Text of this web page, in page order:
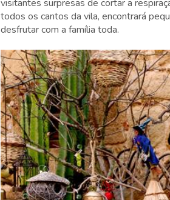
visitantes surpresas de cortar a
todos os cantos da vila, encontrará
desfrutar com a família toda.